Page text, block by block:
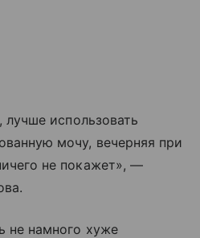
использовать
мочу, вечерняя при
не покажет», —
не намного хуже